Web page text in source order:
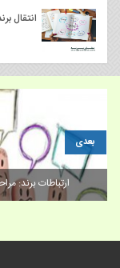
انتقال
ارتباطات برند:
بعدی